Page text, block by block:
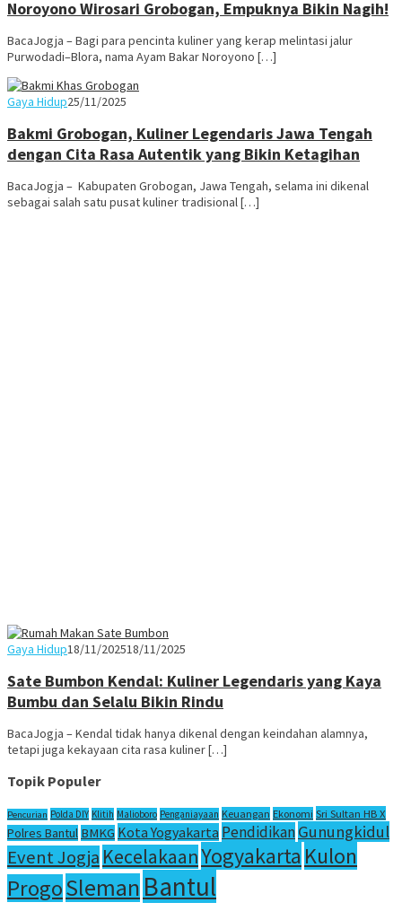
Noroyono Wirosari Grobogan, Empuknya Bikin Nagih!
BacaJogja – Bagi para pencinta kuliner yang kerap melintasi jalur
Purwodadi–Blora, nama Ayam Bakar Noroyono […]
Gaya HidupJuno
25/11/2025
Bakmi Grobogan, Kuliner Legendaris Jawa Tengah
dengan Cita Rasa Autentik yang Bikin Ketagihan
BacaJogja – Kabupaten Grobogan, Jawa Tengah, selama ini dikenal
sebagai salah satu pusat kuliner tradisional […]
Gaya HidupJuno
18/11/202518/11/2025
Sate Bumbon Kendal: Kuliner Legendaris yang Kaya
Bumbu dan Selalu Bikin Rindu
BacaJogja – Kendal tidak hanya dikenal dengan keindahan alamnya,
tetapi juga kekayaan cita rasa kuliner […]
Topik Populer
Pencurian Polda DIY Klitih Malioboro Penganiayaan Keuangan Ekonomi Sri Sultan HB X
Polres Bantul BMKG Kota Yogyakarta PendidikanGunungkidul
Event Jogja KecelakaanYogyakarta Kulon
ProgoSleman Bantul